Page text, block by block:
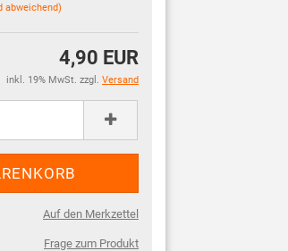
abweichend)
4,90 EUR
inkl. 19% MwSt. zzgl. Versand
Auf den Merkzettel
Frage zum Produkt